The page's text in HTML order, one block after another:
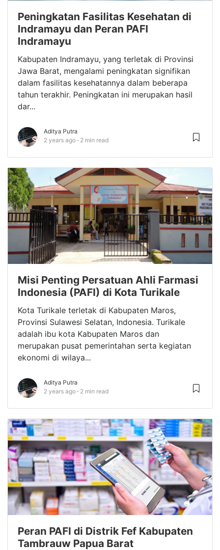
Peningkatan Fasilitas Kesehatan di
Indramayu dan Peran PAFI
Indramayu
Kabupaten Indramayu, yang terletak di Provinsi
Jawa Barat, mengalami peningkatan signifikan
dalam fasilitas kesehatannya dalam beberapa
tahun terakhir. Peningkatan ini merupakan hasil
dar...
Aditya Putra
2 years ago
2 min read
Misi Penting Persatuan Ahli Farmasi
Indonesia (PAFI) di Kota Turikale
Kota Turikale terletak di Kabupaten Maros,
Provinsi Sulawesi Selatan, Indonesia. Turikale
adalah ibu kota Kabupaten Maros dan
merupakan pusat pemerintahan serta kegiatan
ekonomi di wilaya...
Aditya Putra
2 years ago
2 min read
Peran PAFI di Distrik Fef Kabupaten
Tambrauw Papua Barat